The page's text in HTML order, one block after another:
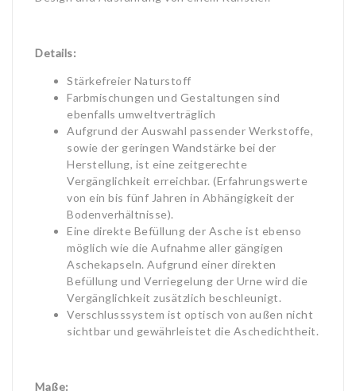
Details:
Stärkefreier Naturstoff
Farbmischungen und Gestaltungen sind
ebenfalls umweltverträglich
Aufgrund der Auswahl passender Werkstoffe,
sowie der geringen Wandstärke bei der
Herstellung, ist eine zeitgerechte
Vergänglichkeit erreichbar. (Erfahrungswerte
von ein bis fünf Jahren in Abhängigkeit der
Bodenverhältnisse).
Eine direkte Befüllung der Asche ist ebenso
möglich wie die Aufnahme aller gängigen
Aschekapseln. Aufgrund einer direkten
Befüllung und Verriegelung der Urne wird die
Vergänglichkeit zusätzlich beschleunigt.
Verschlusssystem ist optisch von außen nicht
sichtbar und gewährleistet die Aschedichtheit.
Maße: